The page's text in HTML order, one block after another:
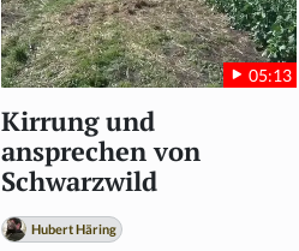
05:13
Kirrung und
ansprechen von
Schwarzwild
Hubert Häring